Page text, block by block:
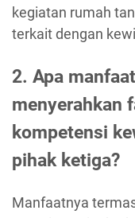
kegiatan rumah
terkait dengan
2. Apa
menyerahkan
kompetensi
pihak ketiga?
Manfaatnya